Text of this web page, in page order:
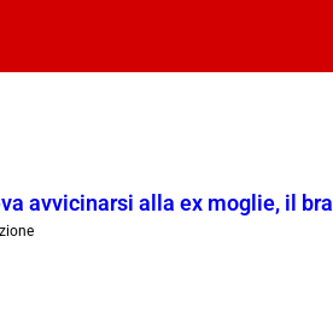
avvicinarsi alla ex moglie, il